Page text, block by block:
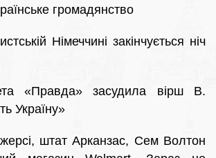
громадянство
Німеччині закінчується ніч
«Правда» засудила вірш В.
Україну»
штат Арканзас, Сем Волтон